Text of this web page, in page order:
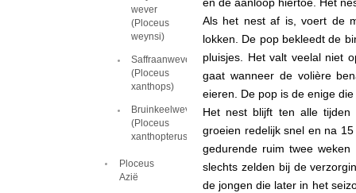
wever
(Ploceus
weynsi)
Saffraanwever
(Ploceus
xanthops)
Bruinkeelwever
(Ploceus
xanthopterus)
Ploceus
Azië
en de aanloop hiertoe. Het
Als het nest af is, voert de
lokken. De pop bekleedt de
pluisjes. Het valt veelal niet
gaat wanneer de volière
eieren. De pop is de enige
Het nest blijft ten alle
groeien redelijk snel en na
gedurende ruim twee
slechts zelden bij de
de jongen die later in het